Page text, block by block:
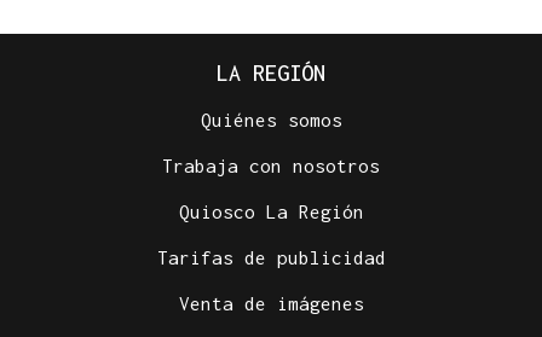
LA REGIÓN
Quiénes somos
Trabaja con nosotros
Quiosco La Región
Tarifas de publicidad
Venta de imágenes